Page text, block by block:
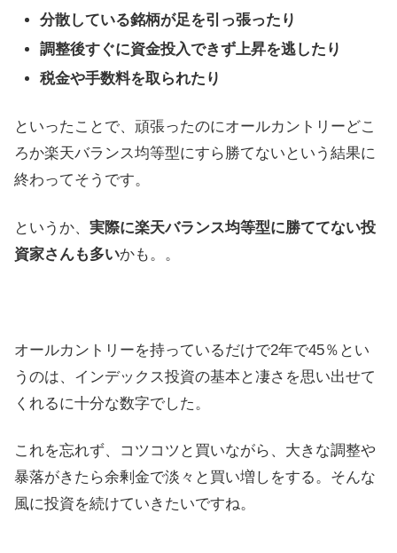
分散している銘柄が足を引っ張ったり
調整後すぐに資金投入できず上昇を逃したり
税金や手数料を取られたり
といったことで、頑張ったのにオールカントリーどこ
ろか楽天バランス均等型にすら勝てないという結果に
終わってそうです。
というか、 実際に楽天バランス均等型に勝ててない投
資家さんも多いかも。。
オールカントリーを持っているだけで2年で45％とい
うのは、インデックス投資の基本と凄さを思い出せて
くれるに十分な数字でした。
これを忘れず、コツコツと買いながら、大きな調整や
暴落がきたら余剰金で淡々と買い増しをする。そんな
風に投資を続けていきたいですね。